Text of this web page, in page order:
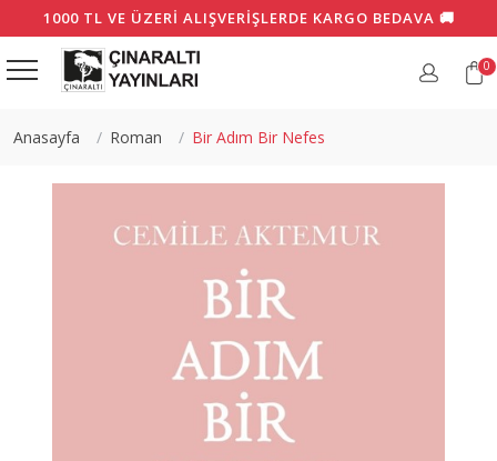
1000 TL VE ÜZERI ALIŞVERIŞLERDE KARGO BEDAVA 🚚
0
Anasayfa Roman Bir Adım Bir Nefes